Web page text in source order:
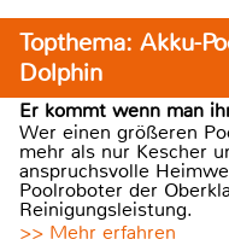
Topthema: Akku-
Dolphin
Er kommt wenn man
Wer einen größeren
mehr als nur Kescher
anspruchsvolle
Poolroboter der
Reinigungsleistung.
>> Mehr erfahren